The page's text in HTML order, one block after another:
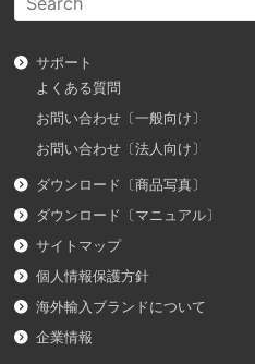
サポート
よくある質問
お問い合わせ〔一般向け〕
お問い合わせ〔法人向け〕
ダウンロード〔商品写真〕
ダウンロード〔マニュアル〕
サイトマップ
個人情報保護方針
海外輸入ブランドについて
企業情報